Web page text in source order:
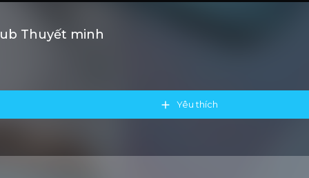
Thuyết minh
Yêu thích